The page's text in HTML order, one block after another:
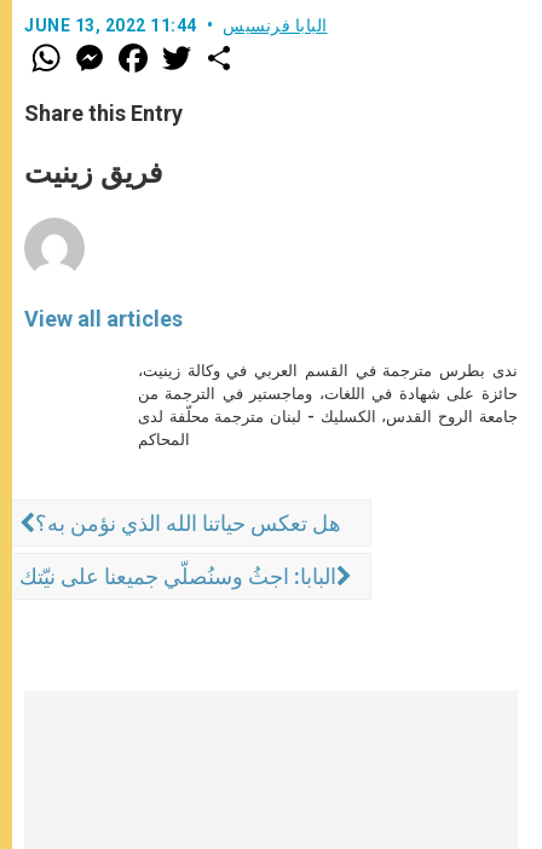
JUNE 13, 2022 11:44 البابا فرنسيس
W
h
t
s
p
p
M
e
s
e
g
e
F
a
e
b
o
k
w
Share this Entry
فريق زينيت
View all articles
ندى بطرس مترجمة في القسم العربي في وكالة زينيت،
حائزة على شهادة في اللغات، وماجستير في الترجمة من
جامعة الروح القدس، الكسليك - لبنان مترجمة محلّفة لدى
المحاكم
هل تعكس حياتنا الله الذي نؤمن به؟
البابا: اجثُ وسنُصلّي جميعنا على نيّتك